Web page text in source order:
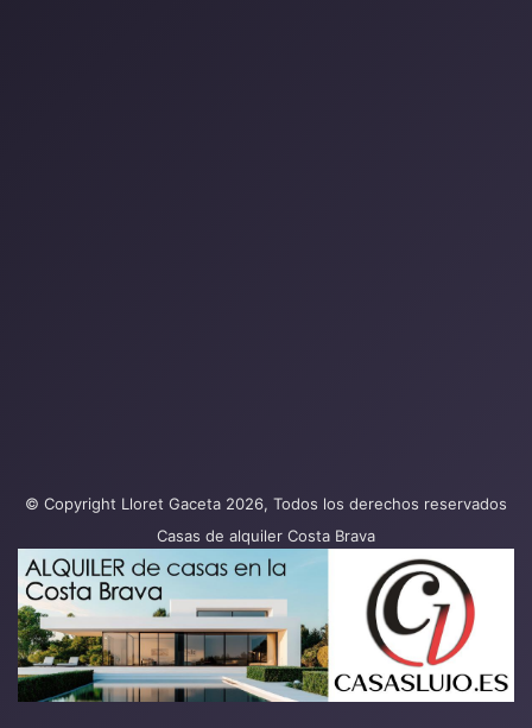
© Copyright Lloret Gaceta 2026, Todos los derechos reservados
Casas de alquiler Costa Brava